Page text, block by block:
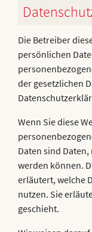
Die Betreiber
persönlichen
der gesetzlichen
Wenn Sie diese
Daten sind
werden können.
erläutert, welche
nutzen. Sie
geschieht.